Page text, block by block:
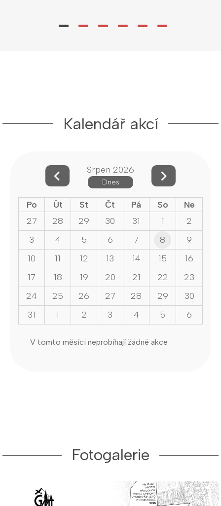
Kalendář akcí
Srpen 2026
Dnes
Po Út St Čt Pá So
Ne
27
28 29 30 31 1
2
3
4 5 6 7 8
9
10
11 12 13 14 15
16
17
18 19 20 21 22
23
24
25 26 27 28 29
30
31
1 2 3 4 5 6
V tomto měsíci neprobíhají žádné akce
Fotogalerie